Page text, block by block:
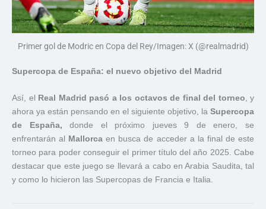
Primer gol de Modric en Copa del Rey/Imagen: X (@realmadrid)
Supercopa de España: el nuevo objetivo del Madrid
Así, el Real Madrid pasó a los octavos de final del torneo, y
ahora ya están pensando en el siguiente objetivo, la Supercopa
de España, donde el próximo jueves 9 de enero, se
enfrentarán al
Mallorca en busca de acceder a la final de este
torneo para poder conseguir el primer título del año 2025. Cabe
destacar que este juego se llevará a cabo en Arabia Saudita, tal
y como lo hicieron las Supercopas de Francia e Italia.